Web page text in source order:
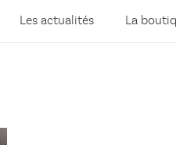
Les actualités La